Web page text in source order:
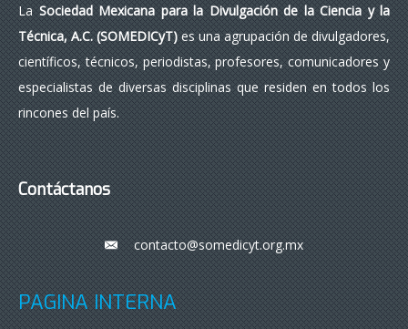
LaSociedad Mexicana para la Divulgación de la Ciencia y la
Técnica, A.C. (SOMEDICyT)es una agrupación de divulgadores,
científicos, técnicos, periodistas, profesores, comunicadores y
especialistas de diversas disciplinas que residen en todos los
rincones del país.
Contáctanos
___contacto@somedicyt.org.mx
PÁGINA INTERNA